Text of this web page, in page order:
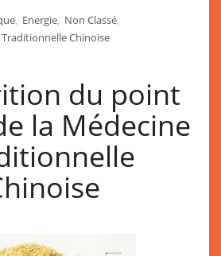
Energie Non Classé
Chinoise
du point
la Médecine